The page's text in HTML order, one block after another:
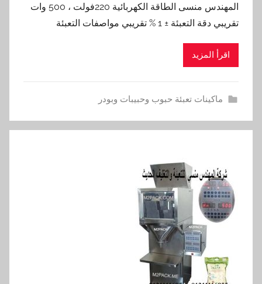
المهندس منسى الطاقة الكهربائية 220فولت ، 500 وات
تقريبي دقة التعبئة ± 1 % تقريبي مواصفات التعبئة
اقرأ المزيد
ماكينات تعبئة حبوب وحبيبات وبودر